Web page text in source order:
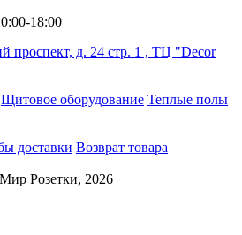
18:00
проспект, д. 24 стр. 1 , ТЦ "Decor
Щитовое оборудование Теплые полы
доставки Возврат товара
Мир Розетки, 2026